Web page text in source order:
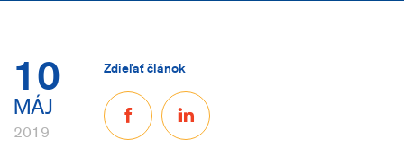
10
MÁJ
2019
Zdieľať článok